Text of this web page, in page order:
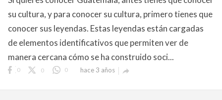
su cultura, y para conocer su cultura, primero tienes que
conocer sus leyendas. Estas leyendas están cargadas
de elementos identificativos que permiten ver de
manera cercana cómo se ha construido soci...
0 0 0 hace 3 años 